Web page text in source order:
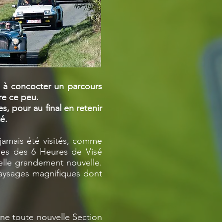
concocter un parcours
ce peu.
pour au final en retenir
été visités, comme
des 6 Heures de Visé
grandement nouvelle.
magnifiques dont
toute nouvelle Section